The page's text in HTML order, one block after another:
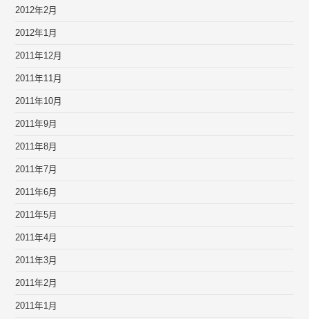
2012年2月
2012年1月
2011年12月
2011年11月
2011年10月
2011年9月
2011年8月
2011年7月
2011年6月
2011年5月
2011年4月
2011年3月
2011年2月
2011年1月